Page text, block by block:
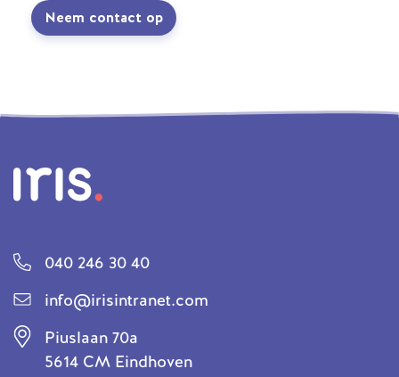
Neem contact op
040 246 30 40
info@irisintranet.com
Piuslaan 70a
5614 CM Eindhoven